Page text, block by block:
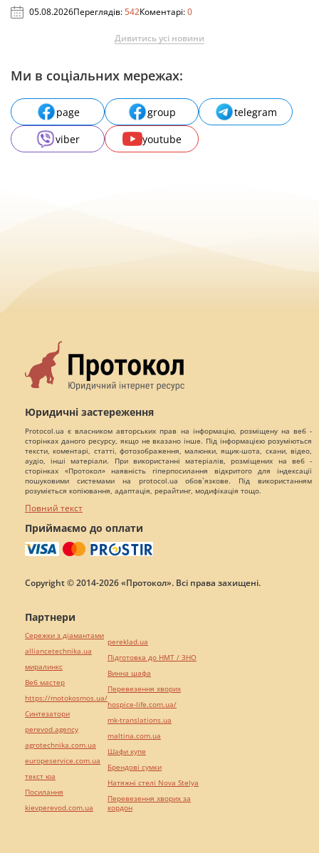
05.08.2026Переглядів:542Коментарі:0
Дивитись усі новини
Ми в соціальних мережах:
page group
telegram
viber
youtube
Юридичні застереження
Protocol.ua є власником авторських прав на інформацію, розміщену на веб -
сторінках даного ресурсу, якщо не вказано інше. Під інформацією розуміються
тексти, коментарі, статті, фотозображення, малюнки, ящик-шота, скани, відео,
аудіо, інші матеріали. При використанні матеріалів, розміщених на веб -
сторінках «Протокол» наявність гіперпосилання відкритого для індексації
пошуковими системами на protocol.ua обов`язкове. Під використанням
розуміється копіювання, адаптація, рерайтинг, модифікація тощо.
Повний текст
Приймаємо до оплати
Copyright © 2014-2026 «Протокол». Всі права захищені.
Партнери
Сережки з діамантами
alliancetechnika.ua
миралинкс
Веб мастер
https://motokosmos.ua/
Синтезатори
perevod.agency
agrotechnika.com.ua
europeservice.com.ua
текст юа
Посилання
kievperevod.com.ua
pereklad.ua
Підготовка до НМТ / ЗНО
Винна шафа
Перевезення хворих
hospice-life.com.ua/
mk-translations.ua
maltina.com.ua
Шафи купе
Брендові сумки
Натяжні стелі Nova Stelya
Перевезення хворих за
кордон